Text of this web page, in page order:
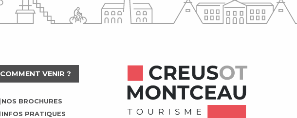
COMMENT VENIR ?
NOS BROCHURES
INFOS PRATIQUES